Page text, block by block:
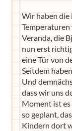
Wir haben die
Temperaturen
Veranda, die
nun erst
eine Tür von
Seitdem
Und
dass wir uns
Moment ist es
so geplant,
Kindern dort